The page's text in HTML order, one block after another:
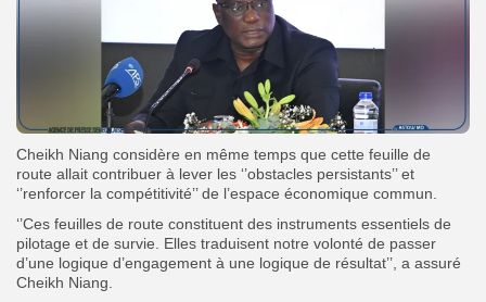
Cheikh Niang considère en même temps que cette feuille de
route allait contribuer à lever les ‘’obstacles persistants’’ et
‘’renforcer la compétitivité’’ de l’espace économique commun.
‘’Ces feuilles de route constituent des instruments essentiels de
pilotage et de survie. Elles traduisent notre volonté de passer
d’une logique d’engagement à une logique de résultat’’, a assuré
Cheikh Niang.